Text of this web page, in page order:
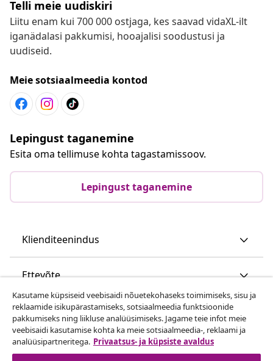
Telli meie uudiskiri
Liitu enam kui 700 000 ostjaga, kes saavad vidaXL-ilt
iganädalasi pakkumisi, hooajalisi soodustusi ja
uudiseid.
Meie sotsiaalmeedia kontod
Lepingust taganemine
Esita oma tellimuse kohta tagastamissoov.
Lepingust taganemine
Klienditeenindus
Ettevõte
vidaXL
Vaata rohkem
Kasutame küpsiseid veebisaidi nõuetekohaseks toimimiseks, sisu ja
reklaamide isikupärastamiseks, sotsiaalmeedia funktsioonide
pakkumiseks ning liikluse analüüsimiseks. Jagame teie infot meie
veebisaidi kasutamise kohta ka meie sotsiaalmeedia-, reklaami ja
analüüsipartneritega. Privaatsus- ja küpsiste avaldus